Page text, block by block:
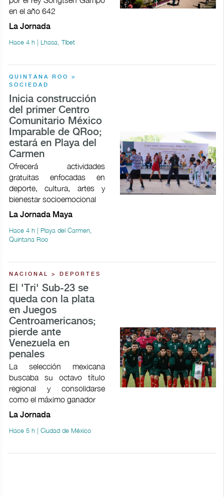
en el año 642
La Jornada
Hace 4 h | Lhasa, Tíbet
QUINTANA ROO >
SOCIEDAD
Inicia construcción
del primer Centro
Comunitario México
Imparable de QRoo;
estará en Playa del
Carmen
Ofrecerá actividades
gratuitas enfocadas en
deporte, cultura, artes y
bienestar socioemocional
La Jornada Maya
Hace 4 h | Playa del Carmen,
Quintana Roo
NACIONAL > DEPORTES
El 'Tri' Sub-23 se
queda con la plata
en Juegos
Centroamericanos;
pierde ante
Venezuela en
penales
La selección mexicana
buscaba su octavo título
regional y consolidarse
como el máximo ganador
La Jornada
Hace 5 h | Ciudad de México